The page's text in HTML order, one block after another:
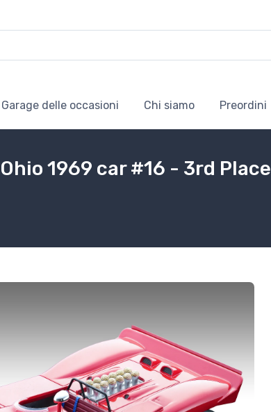
Garage delle occasioni Chi siamo Preordini
1969 car #16 - 3rd Place